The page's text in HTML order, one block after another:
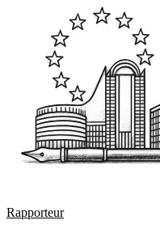
Rapporteur